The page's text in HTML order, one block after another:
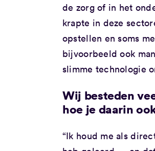
de zorg of in het
krapte in deze
opstellen en soms
bijvoorbeeld ook
slimme technologie
Wij besteden
hoe je daarin
“Ik houd me als